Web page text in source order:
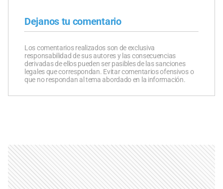
Dejanos tu comentario
Los comentarios realizados son de exclusiva
responsabilidad de sus autores y las consecuencias
derivadas de ellos pueden ser pasibles de las sanciones
legales que correspondan. Evitar comentarios ofensivos o
que no respondan al tema abordado en la información.